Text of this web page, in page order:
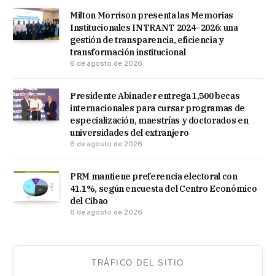
Milton Morrison presenta las Memorias
Institucionales INTRANT 2024–2026: una
gestión de transparencia, eficiencia y
transformación institucional
6 de agosto de 2026
Presidente Abinader entrega 1,500 becas
internacionales para cursar programas de
especialización, maestrías y doctorados en
universidades del extranjero
6 de agosto de 2026
PRM mantiene preferencia electoral con
41.1%, según encuesta del Centro Económico
del Cibao
6 de agosto de 2026
TRÁFICO DEL SITIO